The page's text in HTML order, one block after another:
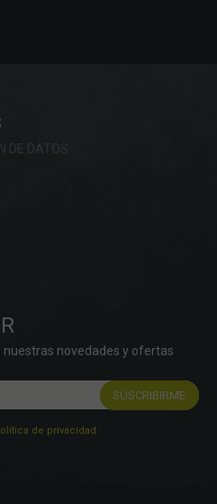
DE DATOS
nuestras novedades y ofertas
de privacidad